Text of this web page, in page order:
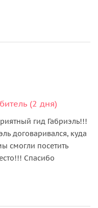
(2 дня)
гид Габриэль!!!
договаривался, куда
смогли посетить
Спасибо